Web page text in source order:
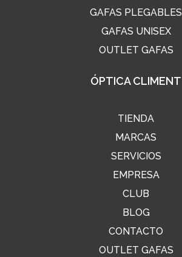
GAFAS PLEGABLES
GAFAS UNISEX
OUTLET GAFAS
ÓPTICA CLIMENT
TIENDA
MARCAS
SERVICIOS
EMPRESA
CLUB
BLOG
CONTACTO
OUTLET GAFAS